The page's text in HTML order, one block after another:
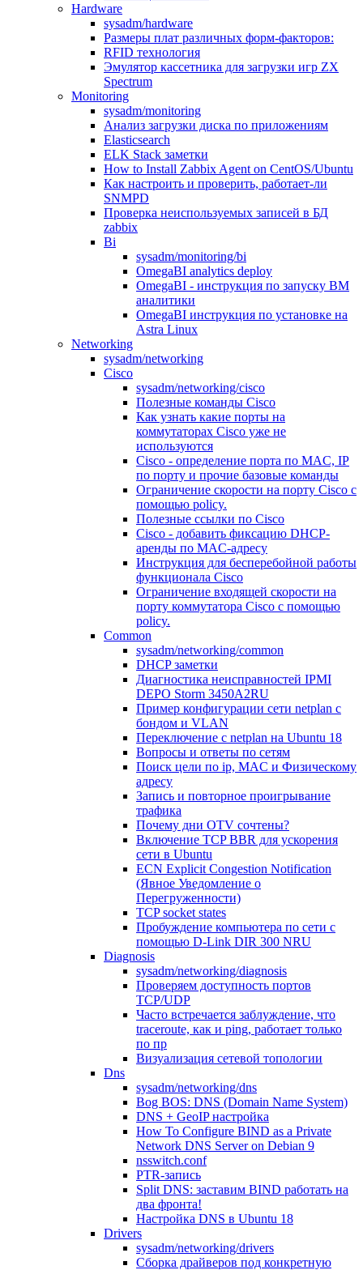
Hardware
sysadm/hardware
Размеры плат различных форм-факторов:
RFID технология
Эмулятор кассетника для загрузки игр ZX
Spectrum
Monitoring
sysadm/monitoring
Анализ загрузки диска по приложениям
Elasticsearch
ELK Stack заметки
How to Install Zabbix Agent on CentOS/Ubuntu
Как настроить и проверить, работает-ли
SNMPD
Проверка неиспользуемых записей в БД
zabbix
Bi
sysadm/monitoring/bi
OmegaBI analytics deploy
OmegaBI - инструкция по запуску ВМ
аналитики
OmegaBI инструкция по установке на
Astra Linux
Networking
sysadm/networking
Cisco
sysadm/networking/cisco
Полезные команды Cisco
Как узнать какие порты на
коммутаторах Cisco уже не
используются
Cisco - определение порта по MAC, IP
по порту и прочие базовые команды
Ограничение скорости на порту Cisco c
помощью policy.
Полезные ссылки по Cisco
Cisco - добавить фиксацию DHCP-
аренды по MAC-адресу
Инструкция для бесперебойной работы
функционала Cisco
Ограничение входящей скорости на
порту коммутатора Cisco c помощью
policy.
Common
sysadm/networking/common
DHCP заметки
Диагностика неисправностей IPMI
DEPO Storm 3450A2RU
Пример конфигурации сети netplan с
бондом и VLAN
Переключение с netplan на Ubuntu 18
Вопросы и ответы по сетям
Поиск цели по ip, MAC и Физическому
адресу
Запись и повторное проигрывание
трафика
Почему дни OTV сочтены?
Включение TCP BBR для ускорения
сети в Ubuntu
ECN Explicit Congestion Notification
(Явное Уведомление о
Перегруженности)
TCP socket states
Пробуждение компьютера по сети с
помощью D-Link DIR 300 NRU
Diagnosis
sysadm/networking/diagnosis
Проверяем доступность портов
TCP/UDP
Часто встречается заблуждение, что
traceroute, как и ping, работает только
по пр
Визуализация сетевой топологии
Dns
sysadm/networking/dns
Bog BOS: DNS (Domain Name System)
DNS + GeoIP настройка
How To Configure BIND as a Private
Network DNS Server on Debian 9
nsswitch.conf
PTR-запись
Split DNS: заставим BIND работать на
два фронта!
Настройка DNS в Ubuntu 18
Drivers
sysadm/networking/drivers
Сборка драйверов под конкретную